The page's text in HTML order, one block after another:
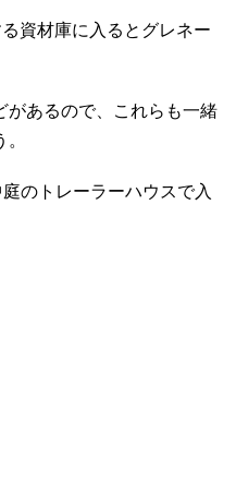
資材庫に入るとグレネー
があるので、これらも一緒
のトレーラーハウスで入